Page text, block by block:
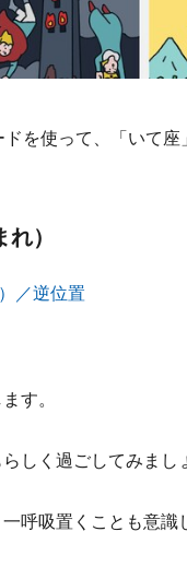
を使って、「いて
）
す。
しく過ごしてみまし
呼吸置くことも意識